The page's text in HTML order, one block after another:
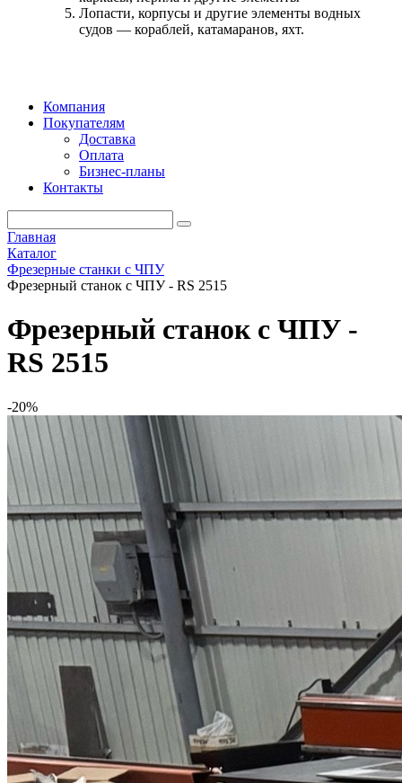
Лопасти, корпусы и другие элементы водных
судов — кораблей, катамаранов, яхт.
Компания
Покупателям
Доставка
Оплата
Бизнес-планы
Контакты
Главная
Каталог
Фрезерные станки с ЧПУ
Фрезерный станок с ЧПУ - RS 2515
Фрезерный станок с ЧПУ -
RS 2515
-20%